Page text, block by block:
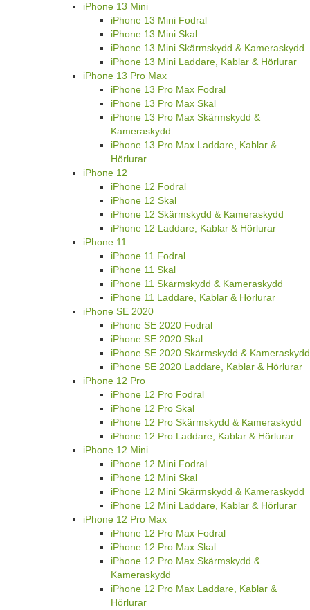
iPhone 13 Mini
iPhone 13 Mini Fodral
iPhone 13 Mini Skal
iPhone 13 Mini Skärmskydd & Kameraskydd
iPhone 13 Mini Laddare, Kablar & Hörlurar
iPhone 13 Pro Max
iPhone 13 Pro Max Fodral
iPhone 13 Pro Max Skal
iPhone 13 Pro Max Skärmskydd &
Kameraskydd
iPhone 13 Pro Max Laddare, Kablar &
Hörlurar
iPhone 12
iPhone 12 Fodral
iPhone 12 Skal
iPhone 12 Skärmskydd & Kameraskydd
iPhone 12 Laddare, Kablar & Hörlurar
iPhone 11
iPhone 11 Fodral
iPhone 11 Skal
iPhone 11 Skärmskydd & Kameraskydd
iPhone 11 Laddare, Kablar & Hörlurar
iPhone SE 2020
iPhone SE 2020 Fodral
iPhone SE 2020 Skal
iPhone SE 2020 Skärmskydd & Kameraskydd
iPhone SE 2020 Laddare, Kablar & Hörlurar
iPhone 12 Pro
iPhone 12 Pro Fodral
iPhone 12 Pro Skal
iPhone 12 Pro Skärmskydd & Kameraskydd
iPhone 12 Pro Laddare, Kablar & Hörlurar
iPhone 12 Mini
iPhone 12 Mini Fodral
iPhone 12 Mini Skal
iPhone 12 Mini Skärmskydd & Kameraskydd
iPhone 12 Mini Laddare, Kablar & Hörlurar
iPhone 12 Pro Max
iPhone 12 Pro Max Fodral
iPhone 12 Pro Max Skal
iPhone 12 Pro Max Skärmskydd &
Kameraskydd
iPhone 12 Pro Max Laddare, Kablar &
Hörlurar